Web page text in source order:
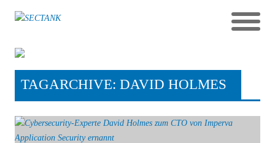
TAGARCHIVE: DAVID HOLMES